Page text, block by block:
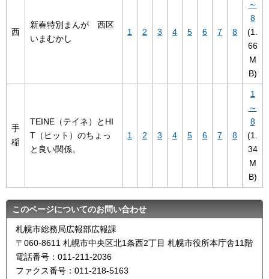
西
新春特別まんが 西区
いまむかし
1 2 3 4 5 6 7 8
～
8
(1.
66
M
B)
手
稲
TEINE（テイネ）とHI
T（ヒット）のちょっ
と良い関係。
1 2 3 4 5 6 7 8
1
～
8
(1.
34
M
B)
このページについてのお問い合わせ
札幌市総務局広報部広報課
〒060-8611 札幌市中央区北1条西2丁目 札幌市役所本庁舎11階
電話番号：011-211-2036
ファクス番号：011-218-5163